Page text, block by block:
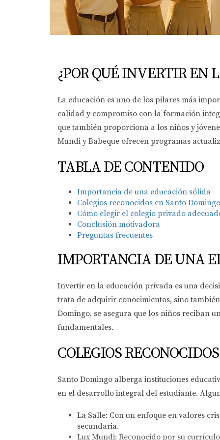
¿POR QUÉ INVERTIR EN
La educación es uno de los pilares más
calidad y compromiso con la formación
que también proporciona a los niños y
Mundi y Babeque ofrecen programas
TABLA DE CONTENIDO
Importancia de una educación sólida
Colegios reconocidos en Santo Domingo
Cómo elegir el colegio privado
Conclusión motivadora
Preguntas frecuentes
IMPORTANCIA DE UNA
Invertir en la educación privada es una
trata de adquirir conocimientos, sino
Domingo, se asegura que los niños reciban
fundamentales.
COLEGIOS
Santo Domingo alberga instituciones
en el desarrollo integral del estudiante.
La Salle: Con un enfoque en valores
secundaria.
Lux Mundi: Reconocido por su